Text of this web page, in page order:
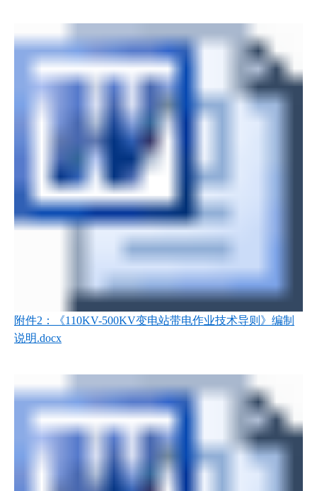
附件2：《110KV-500KV变电站带电作业技术导则》编制
说明.docx